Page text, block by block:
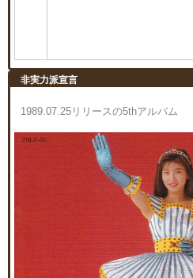
非実力派宣言
1989.07.25リリースの5thアルバム